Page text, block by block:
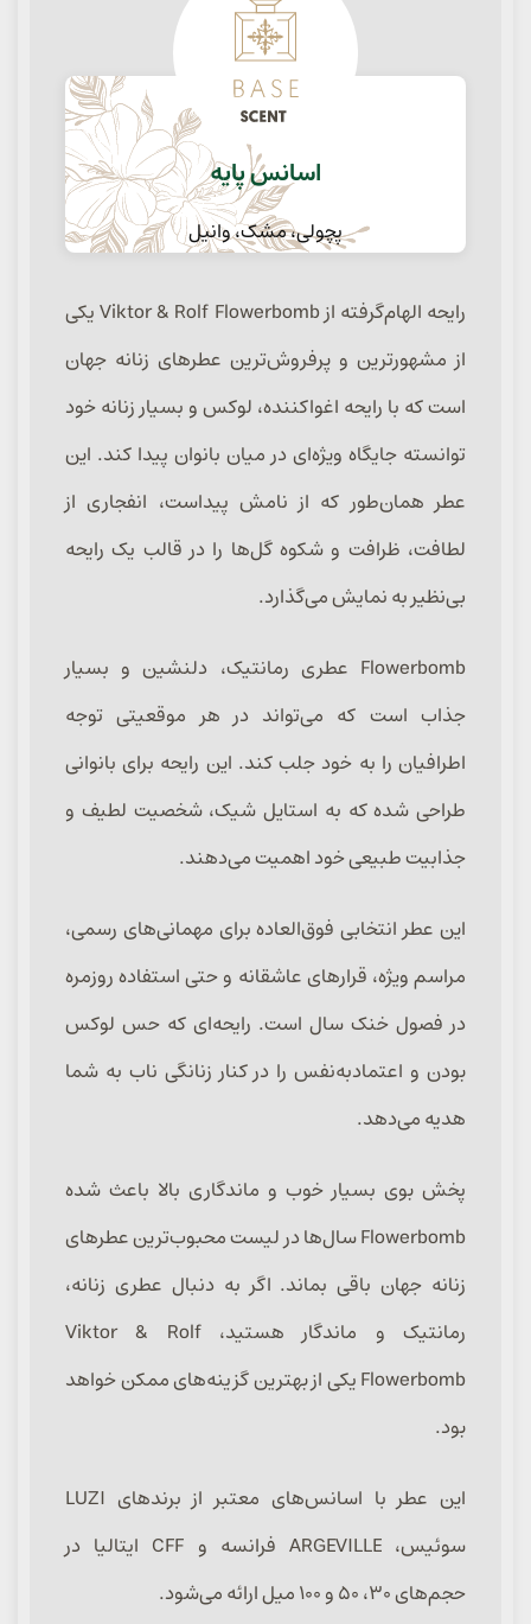
اسانس پایه
پچولی، مشک، وانیل
رایحه الهام‌گرفته از Viktor & Rolf Flowerbomb یکی
از مشهورترین و پرفروش‌ترین عطرهای زنانه جهان
است که با رایحه اغواکننده، لوکس و بسیار زنانه خود
توانسته جایگاه ویژه‌ای در میان بانوان پیدا کند. این
عطر همان‌طور که از نامش پیداست، انفجاری از
لطافت، ظرافت و شکوه گل‌ها را در قالب یک رایحه
بی‌نظیر به نمایش می‌گذارد.
Flowerbomb عطری رمانتیک، دلنشین و بسیار
جذاب است که می‌تواند در هر موقعیتی توجه
اطرافیان را به خود جلب کند. این رایحه برای بانوانی
طراحی شده که به استایل شیک، شخصیت لطیف و
جذابیت طبیعی خود اهمیت می‌دهند.
این عطر انتخابی فوق‌العاده برای مهمانی‌های رسمی،
مراسم ویژه، قرارهای عاشقانه و حتی استفاده روزمره
در فصول خنک سال است. رایحه‌ای که حس لوکس
بودن و اعتمادبه‌نفس را در کنار زنانگی ناب به شما
هدیه می‌دهد.
پخش بوی بسیار خوب و ماندگاری بالا باعث شده
Flowerbomb سال‌ها در لیست محبوب‌ترین عطرهای
زنانه جهان باقی بماند. اگر به دنبال عطری زنانه،
رمانتیک و ماندگار هستید، Viktor & Rolf
Flowerbomb یکی از بهترین گزینه‌های ممکن خواهد
بود.
این عطر با اسانس‌های معتبر از برندهای LUZI
سوئیس، ARGEVILLE فرانسه و CFF ایتالیا در
حجم‌های ۳۰، ۵۰ و ۱۰۰ میل ارائه می‌شود.